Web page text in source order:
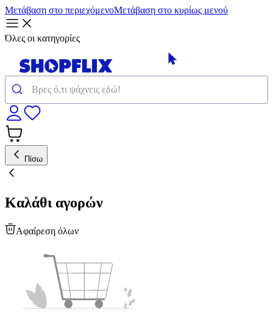
Μετάβαση στο περιεχόμενοΜετάβαση στο κυρίως μενού
Όλες οι κατηγορίες
Πίσω
Καλάθι αγορών
Αφαίρεση όλων